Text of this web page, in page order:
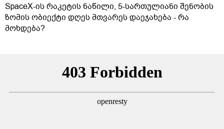
SpaceX-ის რაკეტის ნაწილი, 5-სართულიანი შენობის
ზომის ობიექტი დღეს მთვარეს დაეჯახება - რა
მოხდება?